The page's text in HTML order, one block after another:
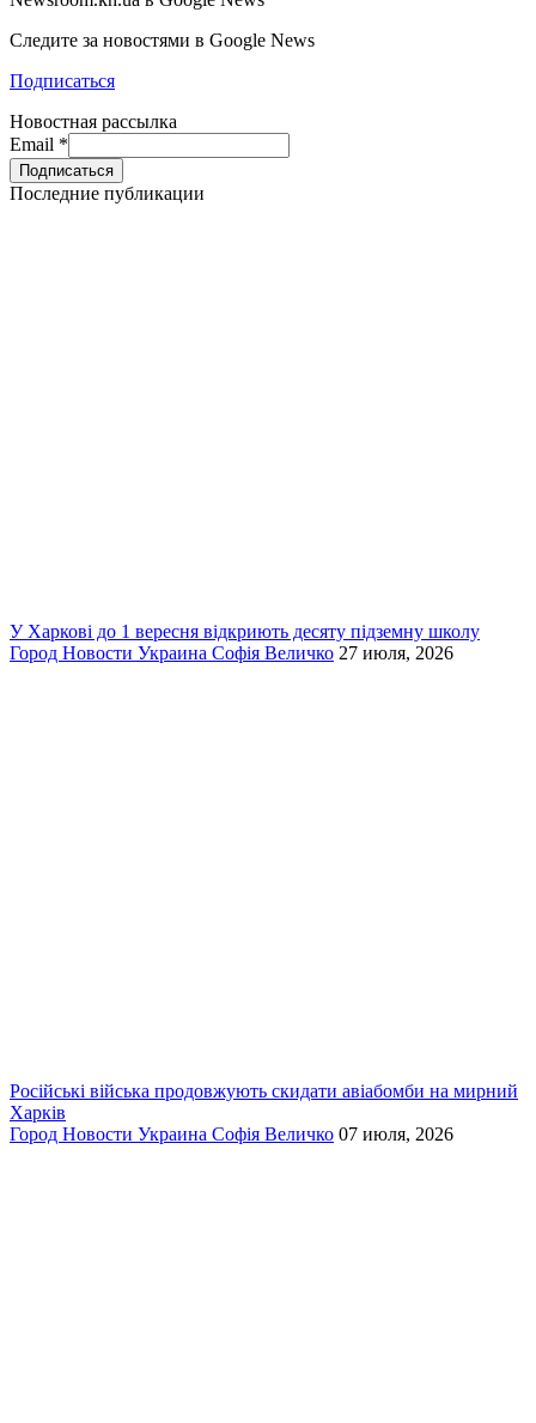
Следите за новостями в Google News
Подписаться
Новостная рассылка
Email *
Последние публикации
У Харкові до 1 вересня відкриють десяту підземну школу
Город Новости Украина Софія Величко 27 июля, 2026
Російські війська продовжують скидати авіабомби на мирний
Харків
Город Новости Украина Софія Величко 07 июля, 2026